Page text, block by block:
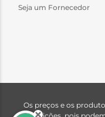
Seja um Fornecedor
Os preços e os